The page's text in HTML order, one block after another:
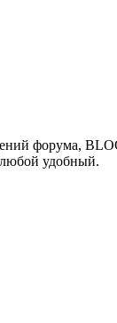
форума,
удобный.